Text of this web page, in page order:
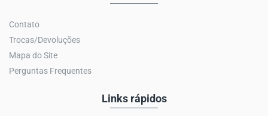
Contato
Trocas/Devoluções
Mapa do Site
Perguntas Frequentes
Links rápidos